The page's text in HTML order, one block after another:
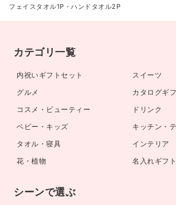
フェイスタオル1P・ハンドタオル2P
カテゴリ一覧
内祝いギフトセット
スイーツ
グルメ
カタログギ
コスメ・ビューティー
ドリンク
ベビー・キッズ
キッチン・
タオル・寝具
インテリア
花・植物
名入れギフト
シーンで選ぶ